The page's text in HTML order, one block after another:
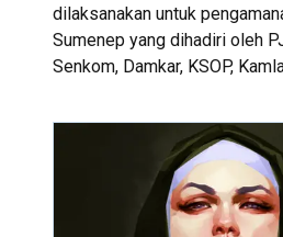
dilaksanakan untuk
Sumenep yang dihadiri oleh
Senkom, Damkar, KSOP,